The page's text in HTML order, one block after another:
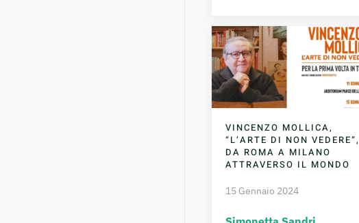
VINCENZO MOLLICA,
“L’ARTE DI NON VEDERE”,
DA ROMA A MILANO
ATTRAVERSO IL MONDO
15 Gennaio 2024